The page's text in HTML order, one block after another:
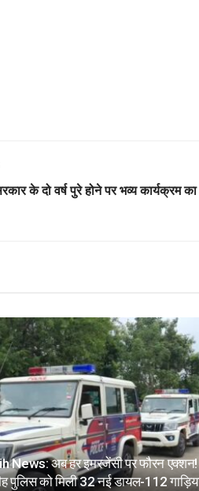
के दो वर्ष पुरे होने पर भव्य कार्यक्रम
News: अब हर इमरजेंसी पर फौरन एक्शन!
पुलिस को मिली 32 नई डायल-112